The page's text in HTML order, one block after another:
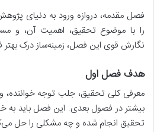
فصل مقدمه، دروازه ورود به دنیای
را با موضوع تحقیق، اهمیت آن، و
نگارش قوی این فصل، زمینه‌ساز درک
هدف فصل اول
معرفی کلی تحقیق، جلب توجه خواننده، و
بیشتر در فصول بعدی. این فصل باید به
تحقیق انجام شده و چه مشکلی را حل